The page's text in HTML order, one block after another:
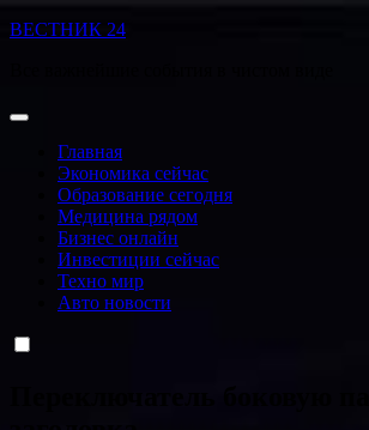
Перейти
ВЕСТНИК 24
Главная
Экономика сейчас
Образование сегодня
Медицина рядом
Бизнес онлайн
Инвестиции сейчас
Техно мир
Авто новости